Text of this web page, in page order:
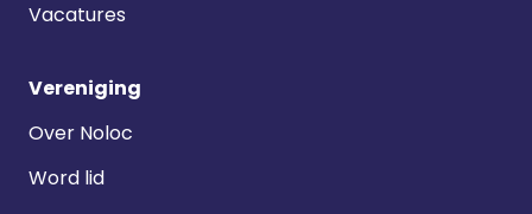
Vacatures
Vereniging
Over Noloc
Word lid